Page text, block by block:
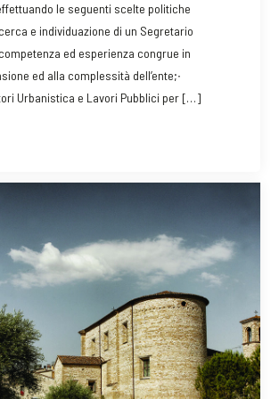
le seguenti scelte politiche
e individuazione di un Segretario
ed esperienza congrue in
ed alla complessità dell’ente;∙
Urbanistica e Lavori Pubblici per […]